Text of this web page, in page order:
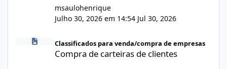
msaulohenrique
Julho 30, 2026 em 14:54 Jul 30, 2026
Compra de carteiras de clientes
Classificados para venda/compra de empresas
Compra de carteiras de clientes